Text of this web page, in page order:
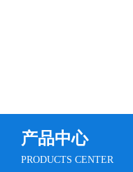
产品中心
PRODUCTS CENTER